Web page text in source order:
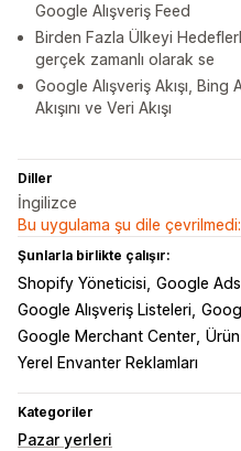
Google Alışveriş Feed
Birden Fazla Ülkeyi
gerçek zamanlı olarak se
Google Alışveriş Akışı,
Akışını ve Veri Akışı
Diller
İngilizce
Bu uygulama şu dile
Şunlarla birlikte çalışır:
Shopify Yöneticisi Google Ads
Google Alışveriş Listeleri
Google Merchant Center
Yerel Envanter Reklamları
Kategoriler
Pazar yerleri